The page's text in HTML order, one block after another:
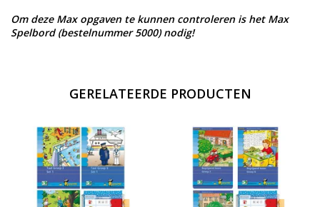
Om deze Max opgaven te kunnen controleren is het Max
Spelbord (bestelnummer 5000) nodig!
GERELATEERDE PRODUCTEN